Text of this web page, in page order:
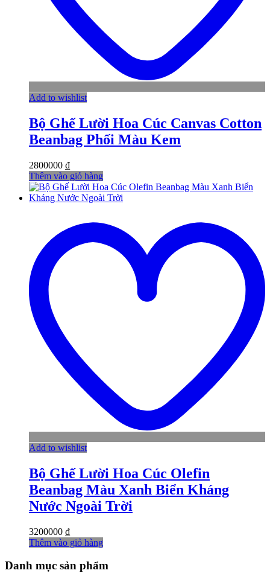
Add to wishlist
Bộ Ghế Lười Hoa Cúc Canvas Cotton
Beanbag Phối Màu Kem
2800000 ₫
Thêm vào giỏ hàng
Add to wishlist
Bộ Ghế Lười Hoa Cúc Olefin
Beanbag Màu Xanh Biển Kháng
Nước Ngoài Trời
3200000 ₫
Thêm vào giỏ hàng
Danh mục sản phẩm